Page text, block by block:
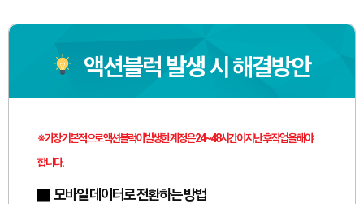
액션블럭 발생 시 해결방안
※ 가장 기본적으로 액션블럭이 발생한 계정은 24~48시간이 지난 후 작업을 해야
합니다.
모바일 데이터로 전환하는 방법